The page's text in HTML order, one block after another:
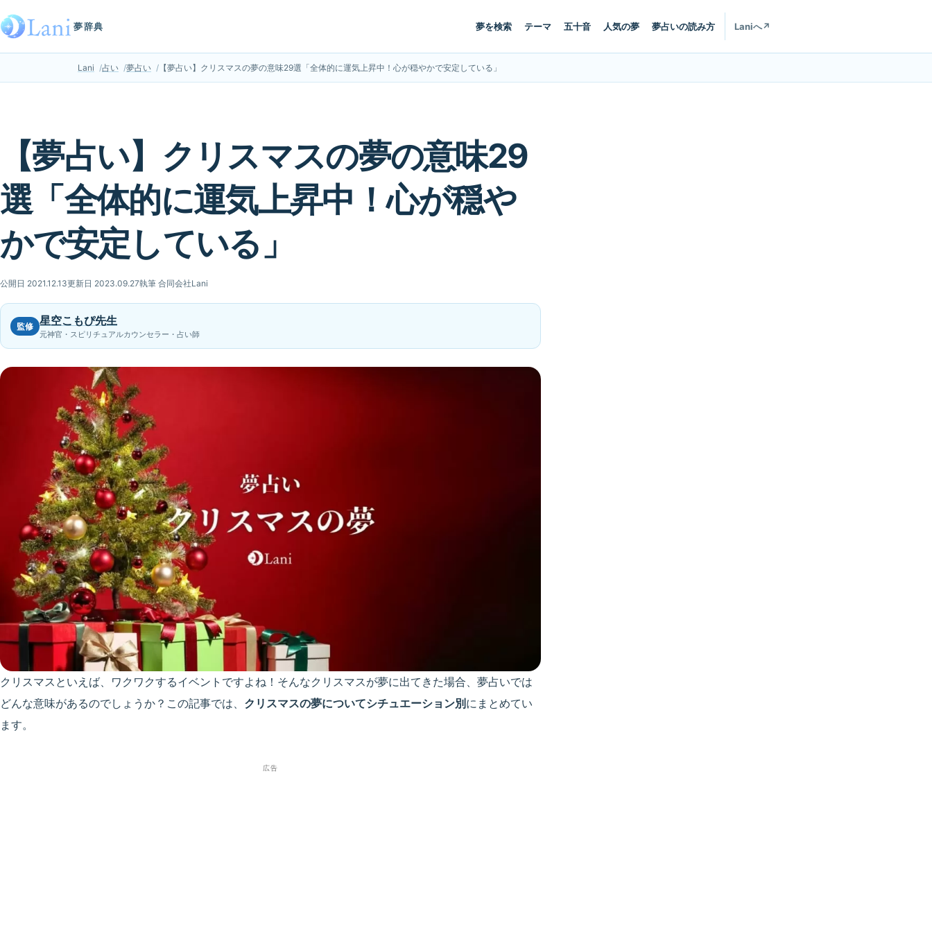
夢辞典 夢を検索 テーマ 五十音 人気の夢 夢占いの読み方 Laniへ↗
Lani 占い 夢占い 【夢占い】クリスマスの夢の意味29選「全体的に運気上昇中！心が穏やかで安定している」
【夢占い】クリスマスの夢の意味29
選「全体的に運気上昇中！心が穏や
かで安定している」
公開日 2021.12.13更新日 2023.09.27執筆 合同会社Lani
監修 星空こもぴ先生
元神官・スピリチュアルカウンセラー・占い師
クリスマスといえば、ワクワクするイベントですよね！そんなクリスマスが夢に出てきた場合、夢占いでは
どんな意味があるのでしょうか？この記事では、 クリスマスの夢についてシチュエーション別にまとめてい
ます。
広告